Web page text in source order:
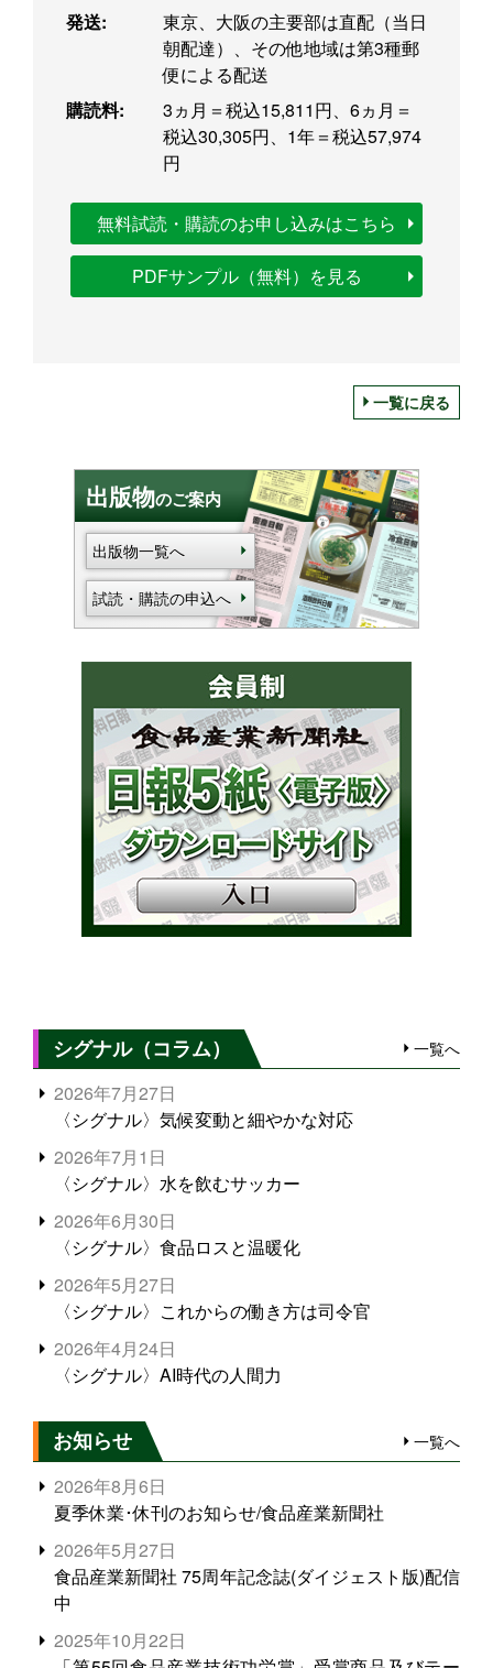
発送:
東京、大阪の主要部は直配（当日
朝配達）、その他地域は第3種郵
便による配送
購読料:
3ヵ月＝税込15,811円、6ヵ月＝
税込30,305円、1年＝税込57,974
円
無料試読・購読のお申し込みはこちら
PDFサンプル（無料）を見る
一覧に戻る
出版物のご案内
出版物一覧へ
試読・購読の申込へ
シグナル（コラム） 一覧へ
2026年7月27日
〈シグナル〉気候変動と細やかな対応
2026年7月1日
〈シグナル〉水を飲むサッカー
2026年6月30日
〈シグナル〉食品ロスと温暖化
2026年5月27日
〈シグナル〉これからの働き方は司令官
2026年4月24日
〈シグナル〉AI時代の人間力
お知らせ 一覧へ
2026年8月6日
夏季休業･休刊のお知らせ/食品産業新聞社
2026年5月27日
食品産業新聞社 75周年記念誌(ダイジェスト版)配信
中
2025年10月22日